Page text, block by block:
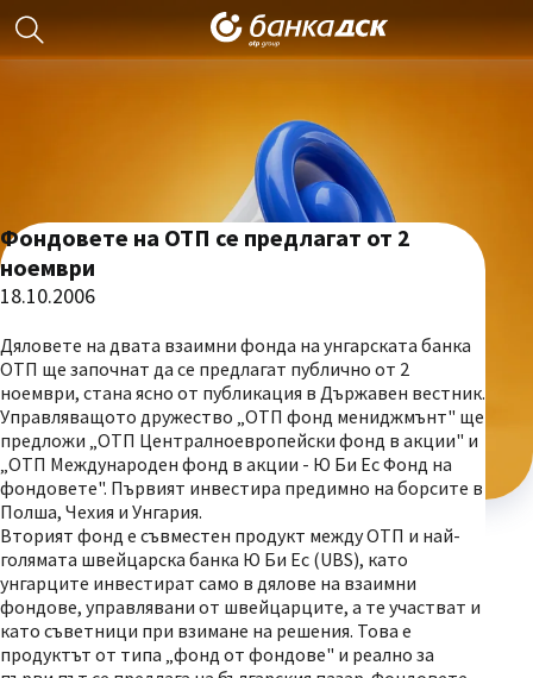
Фондовете на ОТП се предлагат от 2
ноември
18.10.2006
Дяловете на двата взаимни фонда на унгарската банка
ОТП ще започнат да се предлагат публично от 2
ноември, стана ясно от публикация в Държавен вестник.
Управляващото дружество „ОТП фонд мениджмънт" ще
предложи „ОТП Централноевропейски фонд в акции" и
„ОТП Международен фонд в акции - Ю Би Ес Фонд на
фондовете". Първият инвестира предимно на борсите в
Полша, Чехия и Унгария.
Вторият фонд е съвместен продукт между ОТП и най-
голямата швейцарска банка Ю Би Ес (UBS), като
унгарците инвестират само в дялове на взаимни
фондове, управлявани от швейцарците, а те участват и
като съветници при взимане на решения. Това е
продуктът от типа „фонд от фондове" и реално за